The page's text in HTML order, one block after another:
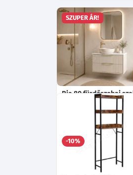
SZUPER ÁR!
Ria 80 fürdőszobai
-10%